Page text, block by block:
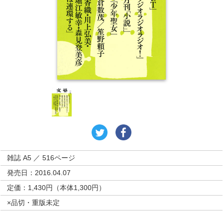
雑誌 A5 ／ 516ページ
発売日：2016.04.07
定価：1,430円（本体1,300円）
×品切・重版未定